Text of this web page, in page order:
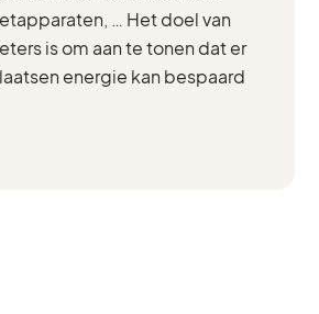
… Het doel van
is om aan te tonen dat er
energie kan bespaard